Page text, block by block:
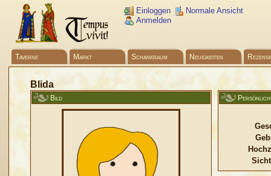
Einloggen
Anmelden
Normale Ansicht
Taverne Markt Schankraum Neuigkeiten
Blida
Bild